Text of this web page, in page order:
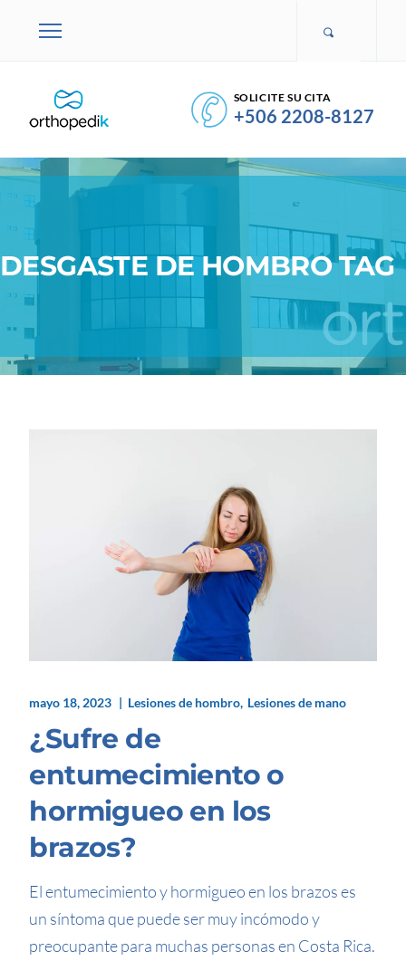
SOLICITE SU CITA
+506 2208-8127
DESGASTE DE HOMBRO TAG
mayo 18, 2023 Lesiones de hombro Lesiones de mano
¿Sufre de
entumecimiento o
hormigueo en los
brazos?
El entumecimiento y hormigueo en los brazos es
un síntoma que puede ser muy incómodo y
preocupante para muchas personas en Costa Rica.